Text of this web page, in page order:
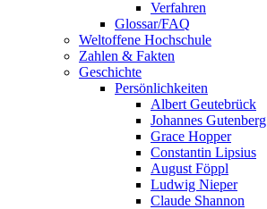
Verfahren
Glossar/FAQ
Weltoffene Hochschule
Zahlen & Fakten
Geschichte
Persönlichkeiten
Albert Geutebrück
Johannes Gutenberg
Grace Hopper
Constantin Lipsius
August Föppl
Ludwig Nieper
Claude Shannon